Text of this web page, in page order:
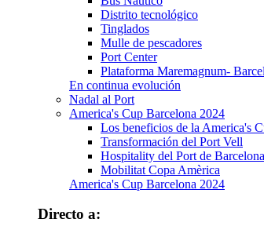
Distrito tecnológico
Tinglados
Mulle de pescadores
Port Center
Plataforma Maremagnum-
En continua evolución
Nadal al Port
America's Cup Barcelona 2024
Los beneficios de la America's
Transformación del Port Vell
Hospitality del Port de Barcelona
Mobilitat Copa Amèrica
America's Cup Barcelona 2024
Directo a: